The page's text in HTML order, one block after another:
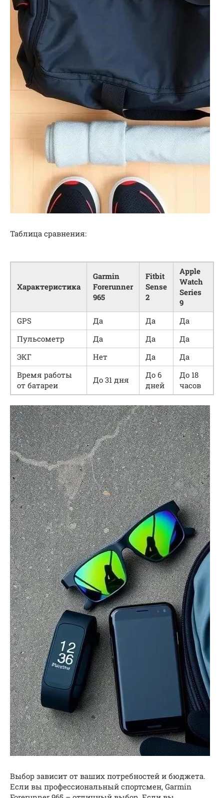
Таблица сравнения:
Характеристика
Garmin
Forerunner
965
Fitbit
Sense
2
Apple
Watch
Series
9
GPS
Да Да
Да
Пульсометр
Да Да
Да
ЭКГ
Нет Да
Да
Время работы
от батареи
До 31 дня
До 6
дней
До 18
часов
Выбор зависит от ваших потребностей и бюджета.
Если вы профессиональный спортсмен, Garmin